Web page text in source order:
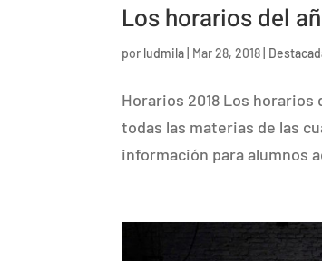
Los horarios del
por ludmila Mar 28, 2018
Horarios 2018 Los
todas las materias de las
información para alumnos